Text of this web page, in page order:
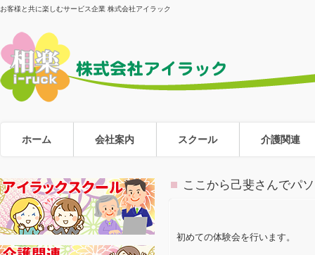
お客様と共に楽しむサービス企業 株式会社アイラック
ホーム 会社案内 スクール 介護関連
ここから己斐さんでパ
初めての体験会を行います。